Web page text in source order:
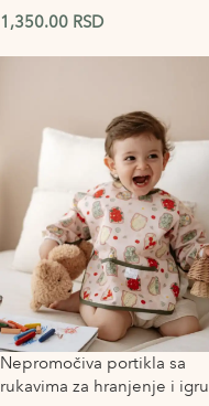
1,350.00 RSD
Nepromočiva portikla sa
rukavima za hranjenje i igru